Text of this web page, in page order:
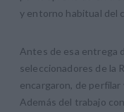
y entorno habitual del
Antes de esa entrega
seleccionadores de la
encargaron, de
Además del trabajo